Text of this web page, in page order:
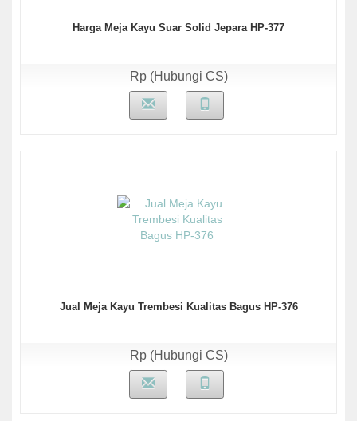
Harga Meja Kayu Suar Solid Jepara HP-377
Rp (Hubungi CS)
Jual Meja Kayu Trembesi Kualitas Bagus HP-376
Rp (Hubungi CS)